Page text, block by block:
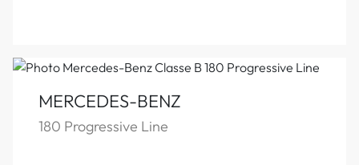
MERCEDES-BENZ
180 Progressive Line